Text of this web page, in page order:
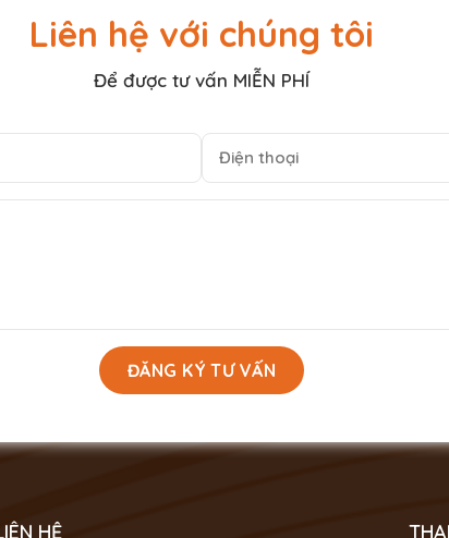
Liên hệ với chúng tôi
Để được tư vấn MIỄN PHÍ
HỆ